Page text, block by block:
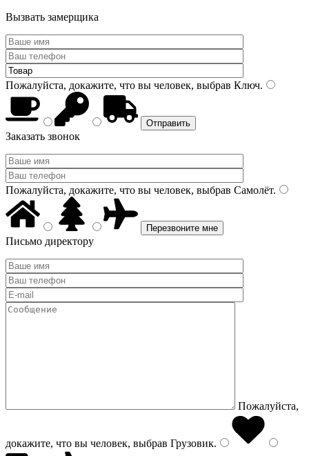
Вызвать замерщика
Пожалуйста, докажите, что вы человек, выбрав Ключ.
Заказать звонок
Пожалуйста, докажите, что вы человек, выбрав Самолёт.
Письмо директору
Пожалуйста,
докажите, что вы человек, выбрав Грузовик.